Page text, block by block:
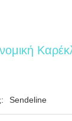
Sendeline